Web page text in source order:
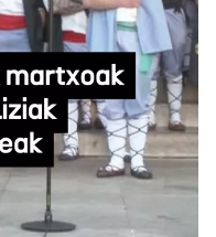
zapi beltzak